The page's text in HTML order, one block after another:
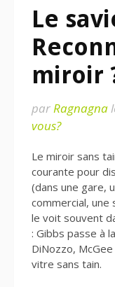
Le
miroir
parRagnagna
vous?
Le miroir sans
courante pour
(dans une gare,
commercial, une
le voit souvent
: Gibbs passe à
DiNozzo,
vitre sans tain.